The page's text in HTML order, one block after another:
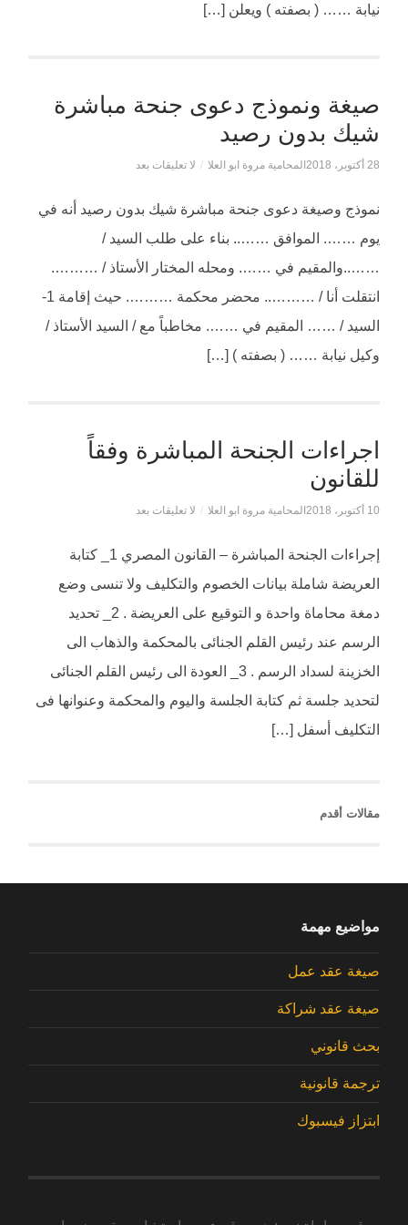
نيابة …… ( بصفته ) ويعلن […]
صيغة ونموذج دعوى جنحة مباشرة
شيك بدون رصيد
28 أكتوبر، 2018 المحامية مروة ابو العلا / لا تعليقات بعد
نموذج وصيغة دعوى جنحة مباشرة شيك بدون رصيد أنه في
يوم ……. الموافق …….. بناء على طلب السيد /
……..والمقيم في ……. ومحله المختار الأستاذ / ……….
انتقلت أنا / ……….. محضر محكمة ………. حيث إقامة 1-
السيد / …… المقيم في ……. مخاطباً مع / السيد الأستاذ /
وكيل نيابة …… ( بصفته ) […]
اجراءات الجنحة المباشرة وفقاً
للقانون
10 أكتوبر، 2018 المحامية مروة ابو العلا / لا تعليقات بعد
إجراءات الجنحة المباشرة – القانون المصري 1_ كتابة
العريضة شاملة بيانات الخصوم والتكليف ولا تنسى وضع
دمغة محاماة واحدة و التوقيع على العريضة . 2_ تحديد
الرسم عند رئيس القلم الجنائى بالمحكمة والذهاب الى
الخزينة لسداد الرسم . 3_ العودة الى رئيس القلم الجنائى
لتحديد جلسة ثم كتابة الجلسة واليوم والمحكمة وعنوانها فى
التكليف أسفل […]
مقالات أقدم
مواضيع مهمة
صيغة عقد عمل
صيغة عقد شراكة
بحث قانوني
ترجمة قانونية
ابتزاز فيسبوك